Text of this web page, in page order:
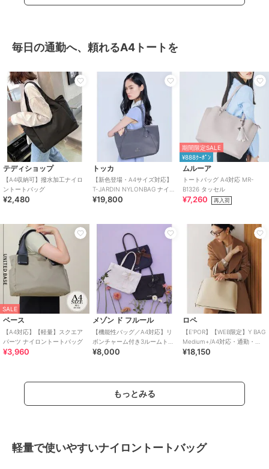
毎日の通勤へ、頼れるA4トートを
テディショップ
【A4収納可】撥水加工ナイロ
ントートバッグ
¥2,480
トッカ
【新色登場・A4サイズ対応】
T-JARDIN NYLONBAG ナイロ
ンバッグ
¥19,800
期間限定SALE
¥888ｸｰﾎﾟﾝ
ムルーア
トートバッグ A4対応 MR-
B1326 タッセル
¥7,260 再入荷
SALE
ベース
【A4対応】【軽量】スクエア
パーツ ナイロントートバッグ
¥3,960
メゾン ド フルール
【機能性バッグ／A4対応】リ
ボンチャーム付き3ルームトー
トバッグ
¥8,000
ロペ
【E'POR】【WEB限定】Y BAG
Medium+/A4対応・通勤・
26AW
¥18,150
もっとみる
軽量で使いやすいナイロントートバッグ